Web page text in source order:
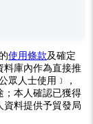
使用條款及確定
料庫內作為直接推
眾人士使用﹞，
；本人確認已獲得
資料提供予貿發局